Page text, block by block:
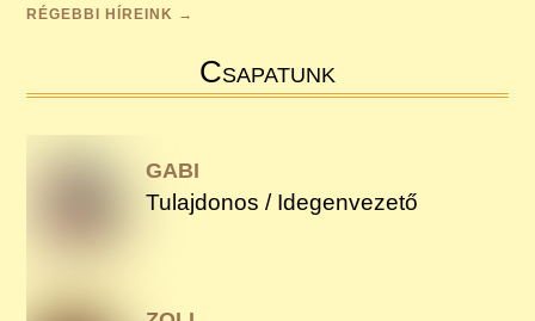
RÉGEBBI HÍREINK →
Csapatunk
GABI
Tulajdonos / Idegenvezető